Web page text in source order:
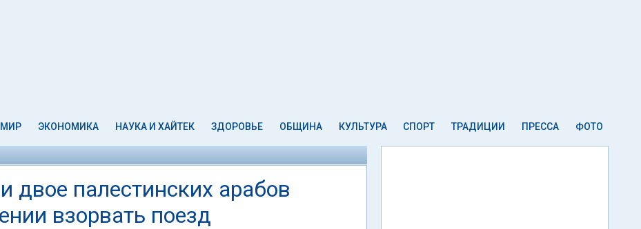
МИР ЭКОНОМИКА НАУКА И ХАЙТЕК ЗДОРОВЬЕ ОБЩИНА КУЛЬТУРА СПОРТ ТРАДИЦИИ ПРЕССА ФОТО
двое палестинских арабов
взорвать поезд